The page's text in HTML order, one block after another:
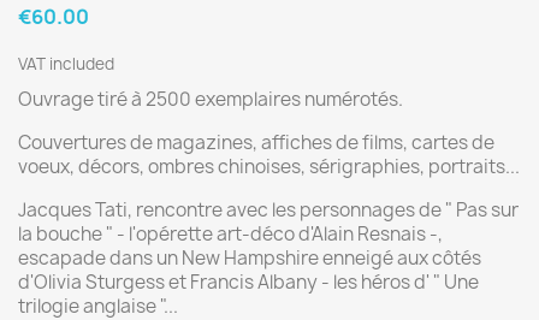
€60.00
VAT included
Ouvrage tiré à 2500 exemplaires numérotés.
Couvertures de magazines, affiches de films, cartes de
voeux, décors, ombres chinoises, sérigraphies, portraits...
Jacques Tati, rencontre avec les personnages de " Pas sur
la bouche " - l'opérette art-déco d'Alain Resnais -,
escapade dans un New Hampshire enneigé aux côtés
d'Olivia Sturgess et Francis Albany - les héros d' " Une
trilogie anglaise "...